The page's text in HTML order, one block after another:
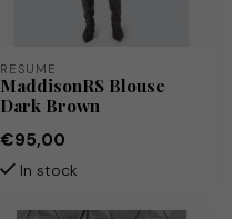
RÉSUMÉ
MaddisonRS Blouse
Dark Brown
€95,00
In stock